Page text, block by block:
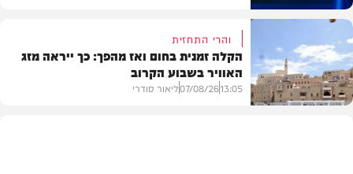
פוליטי
והרי התחזית
הקלה זמנית בחום ואז מהפך: כך ייראה מזג
האוויר בשבוע הקרוב
13:05
07/08/26ליאור סודרי